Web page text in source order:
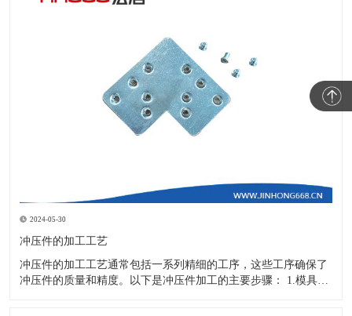
2024-05-30
冲压件的加工工艺
冲压件的加工工艺通常包括一系列精细的工序，这些工序确保了
冲压件的质量和精度。以下是冲压件加工的主要步骤： 1.模具设